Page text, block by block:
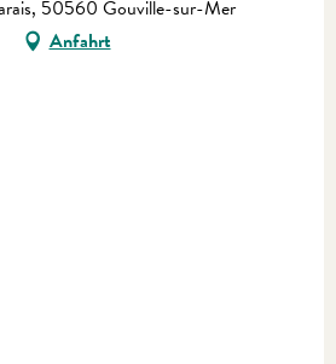
50560 Gouville-sur-Mer
Anfahrt